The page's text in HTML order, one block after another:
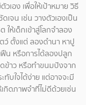
เอง เพื่อให้เป้าหมาย วิธี
จน เช่น วางตัวเองเป็น
ห้เด็กเข้าสู่โลกจำลอง
ว์ ตั้งแต่ ลองดำนา หาปู
ฟืน หรือการได้ลองปลูก
ข้าว หรือทำขนมปังจาก
บใจได้ง่าย แต่อาจจะมี
กิดภาพจำที่ไม่ดีด้วยเช่น